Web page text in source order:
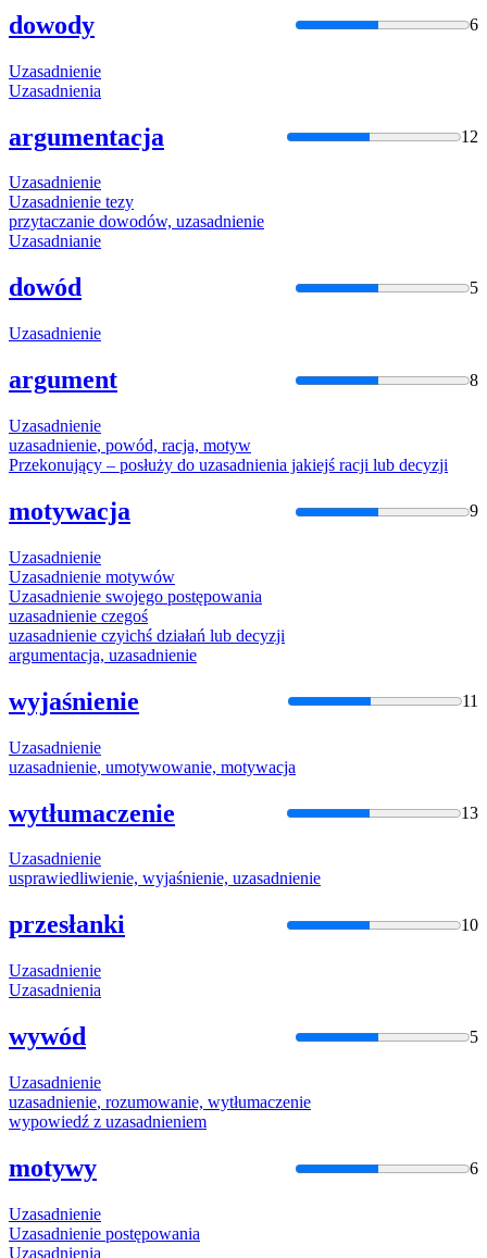
dowody 6
Uzasadnienie
Uzasadnienia
argumentacja 12
Uzasadnienie
Uzasadnienie tezy
przytaczanie dowodów, uzasadnienie
Uzasadnianie
dowód 5
Uzasadnienie
argument 8
Uzasadnienie
uzasadnienie, powód, racja, motyw
Przekonujący – posłuży do uzasadnienia jakiejś racji lub decyzji
motywacja 9
Uzasadnienie
Uzasadnienie motywów
Uzasadnienie swojego postępowania
uzasadnienie czegoś
uzasadnienie czyichś działań lub decyzji
argumentacja, uzasadnienie
wyjaśnienie 11
Uzasadnienie
uzasadnienie, umotywowanie, motywacja
wytłumaczenie 13
Uzasadnienie
usprawiedliwienie, wyjaśnienie, uzasadnienie
przesłanki 10
Uzasadnienie
Uzasadnienia
wywód 5
Uzasadnienie
uzasadnienie, rozumowanie, wytłumaczenie
wypowiedź z uzasadnieniem
motywy 6
Uzasadnienie
Uzasadnienie postępowania
Uzasadnienia